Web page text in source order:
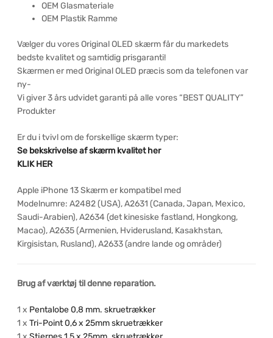
OEM Glasmateriale
OEM Plastik Ramme
Vælger du vores Original OLED skærm får du markedets
bedste kvalitet og samtidig prisgaranti!
Skærmen er med Original OLED præcis som da telefonen var
ny-
Vi giver 3 års udvidet garanti på alle vores “BEST QUALITY”
Produkter
Er du i tvivl om de forskellige skærm typer:
Se bekskrivelse af skærm kvalitet her
KLIK HER
Apple iPhone 13 Skærm er kompatibel med
Modelnumre: A2482 (USA), A2631 (Canada, Japan, Mexico,
Saudi-Arabien), A2634 (det kinesiske fastland, Hongkong,
Macao), A2635 (Armenien, Hviderusland, Kasakhstan,
Kirgisistan, Rusland), A2633 (andre lande og områder)
Brug af værktøj til denne reparation.
1 x Pentalobe 0,8 mm. skruetrækker
1 x Tri-Point 0,6 x 25mm skruetrækker